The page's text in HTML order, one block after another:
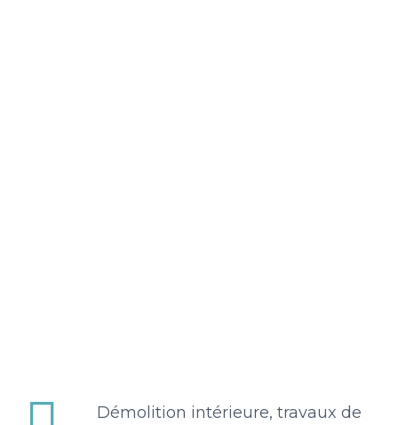
Démolition intérieure, travaux de